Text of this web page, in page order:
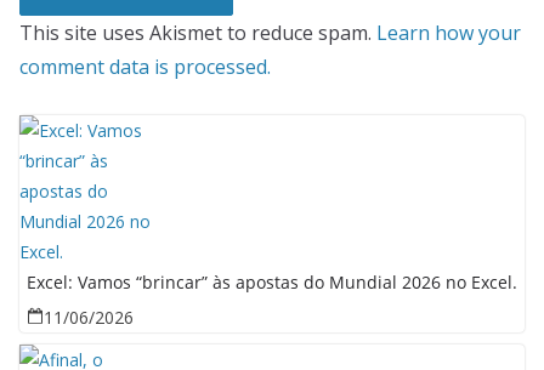
This site uses Akismet to reduce spam. Learn how your
comment data is processed.
Excel: Vamos “brincar” às apostas do Mundial 2026 no Excel.
11/06/2026